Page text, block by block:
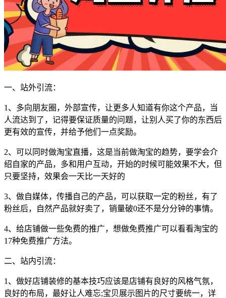
一、站外引流：
1、多向朋友圈，外部宣传，让更多人知道有你这个产品，当
人流达到了，记得要保证质量的问题，让别人买了你的东西后
更有效的宣传，并给予他们一点奖励。
2、可以同时做淘宝直播，这是当前做淘宝的趋势，要学会介
绍自家的产品，多和用户互动，开始的时候可能效果不大，但
只要坚持，效果会一天比一天好的
3、做自媒体，传播自己的产品，可以获取一定的粉丝，有了
粉丝后，自然产品就好卖了，销量破0还不是分分钟的事情。
4、给店铺做一些免费的推广，想做免费推广可以看看淘宝的
17种免费推广方法。
二、站内引流：
1、做好店铺装修的基本技巧应该是店铺有良好的风格气氛，
良好的布局，最好让人难忘;宝贝展示图片的尺寸要统一，详